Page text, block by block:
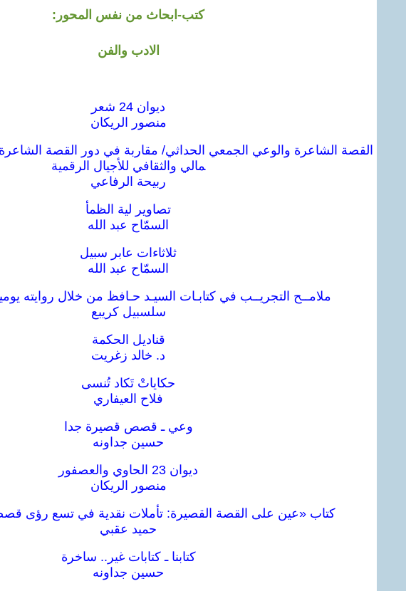
كتب-ابحاث من نفس المحور:
الادب والفن
ديوان 24 شعر
منصور الريكان
القصة الشاعرة والوعي الجمعي الحداثي/ مقاربة في دور القصة
مالي والثقافي للأجيال الرقمية
ربيحة الرفاعي
تصاوير لية الظمأ
السمّاح عبد الله
ثلاثاءات عابر سبيل
السمّاح عبد الله
ملامــح التجريــب في كتابـات السيـد حـافظ من خلال روايته
سلسبيل كريبع
قناديل الحكمة
د. خالد زغريت
حكاياتْ تَكاد تُنسى
فلاح العيفاري
وعي ـ قصص قصيرة جدا
حسين جداونه
ديوان 23 الحاوي والعصفور
منصور الريكان
كتاب «عين على القصة القصيرة: تأملات نقدية في تسع رؤى
حميد عقبي
كتابنا ـ كتابات غير.. ساخرة
حسين جداونه